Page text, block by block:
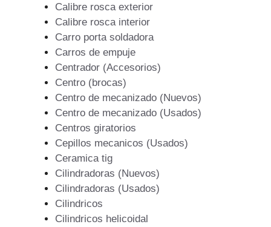
Calibre rosca exterior
Calibre rosca interior
Carro porta soldadora
Carros de empuje
Centrador (Accesorios)
Centro (brocas)
Centro de mecanizado (Nuevos)
Centro de mecanizado (Usados)
Centros giratorios
Cepillos mecanicos (Usados)
Ceramica tig
Cilindradoras (Nuevos)
Cilindradoras (Usados)
Cilindricos
Cilindricos helicoidal